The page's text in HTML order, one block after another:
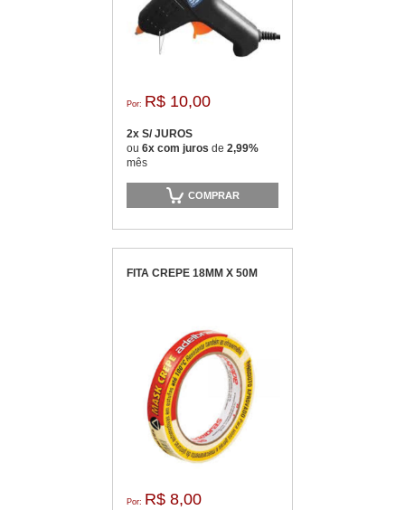
Por: R$ 10,00
2x S/ JUROS
ou 6x com juros de 2,99%
mês
COMPRAR
FITA CREPE 18MM X 50M
Por: R$ 8,00